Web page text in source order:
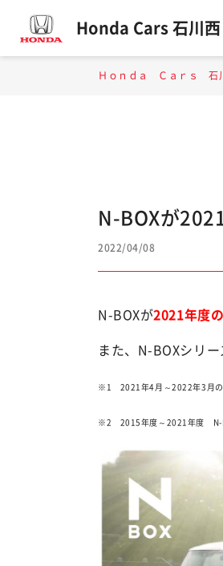
Honda Cars 石川西
Ｈｏｎｄａ Ｃａｒｓ 石
N-BOXが
2022/04/08
N-BOXが2021年度
また、N-BOXシリー
※1 2021年4月～2022年3月の
※2 2015年度～2021年度 N-